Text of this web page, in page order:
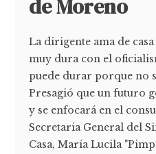
de Moreno
La dirigente ama de
muy dura con el
puede durar porque no
Presagió que un futuro
y se enfocará en el
Secretaria General del
Casa, María Lucila